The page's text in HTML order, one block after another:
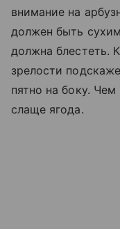
внимание на
должен быть
должна блестеть.
зрелости
пятно на боку.
слаще ягода.